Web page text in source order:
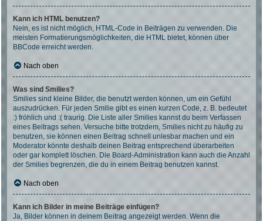
Kann ich HTML benutzen?
Nein, es ist nicht möglich, HTML-Code in Beiträgen zu verwenden. Die
meisten Formatierungsmöglichkeiten, die HTML bietet, können über
BBCode erreicht werden.
Nach oben
Was sind Smilies?
Smilies sind kleine Bilder, die benutzt werden können, um ein Gefühl
auszudrücken. Für jeden Smilie gibt es einen kurzen Code, z. B. bedeutet
:) fröhlich und :( traurig. Die Liste aller Smilies kannst du beim Verfassen
eines Beitrags sehen. Versuche bitte trotzdem, Smilies nicht zu häufig zu
benutzen, sie können einen Beitrag schnell unlesbar machen und ein
Moderator könnte deshalb deinen Beitrag entsprechend überarbeiten
oder gar komplett löschen. Die Board-Administration kann auch die Anzahl
der Smilies begrenzen, die du in einem Beitrag benutzen kannst.
Nach oben
Kann ich Bilder in meine Beiträge einfügen?
Ja, Bilder können in deinem Beitrag angezeigt werden. Wenn die